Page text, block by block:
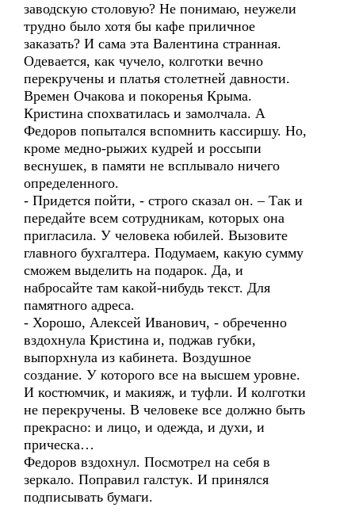
заводскую столовую? Не понимаю, неужели
трудно было хотя бы кафе приличное
заказать? И сама эта Валентина странная.
Одевается, как чучело, колготки вечно
перекручены и платья столетней давности.
Времен Очакова и покоренья Крыма.
Кристина спохватилась и замолчала. А
Федоров попытался вспомнить кассиршу. Но,
кроме медно-рыжих кудрей и россыпи
веснушек, в памяти не всплывало ничего
определенного.
- Придется пойти, - строго сказал он. – Так и
передайте всем сотрудникам, которых она
пригласила. У человека юбилей. Вызовите
главного бухгалтера. Подумаем, какую сумму
сможем выделить на подарок. Да, и
набросайте там какой-нибудь текст. Для
памятного адреса.
- Хорошо, Алексей Иванович, - обреченно
вздохнула Кристина и, поджав губки,
выпорхнула из кабинета. Воздушное
создание. У которого все на высшем уровне.
И костюмчик, и макияж, и туфли. И колготки
не перекручены. В человеке все должно быть
прекрасно: и лицо, и одежда, и духи, и
прическа…
Федоров вздохнул. Посмотрел на себя в
зеркало. Поправил галстук. И принялся
подписывать бумаги.